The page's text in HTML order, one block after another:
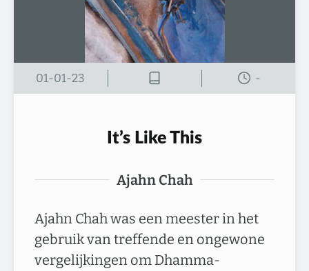
01-01-23 -
It’s Like This
Ajahn Chah
Ajahn Chah was een meester in het
gebruik van treffende en ongewone
vergelijkingen om Dhamma-